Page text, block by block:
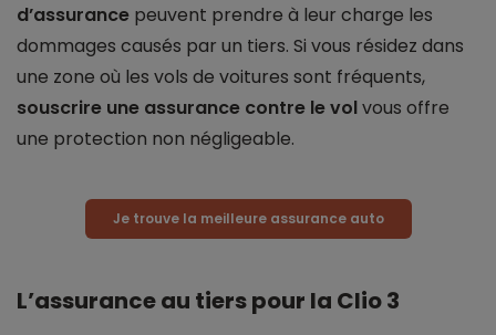
d’assurance peuvent prendre à leur charge les
dommages causés par un tiers. Si vous résidez dans
une zone où les vols de voitures sont fréquents,
souscrire une assurance contre le volvous offre
une protection non négligeable.
Je trouve la meilleure assurance auto
L’assurance au tiers pour la Clio 3